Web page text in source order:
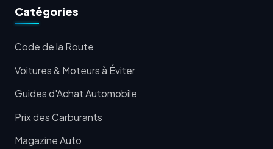
Catégories
Code de la Route
Voitures & Moteurs à Éviter
Guides d'Achat Automobile
Prix des Carburants
Magazine Auto